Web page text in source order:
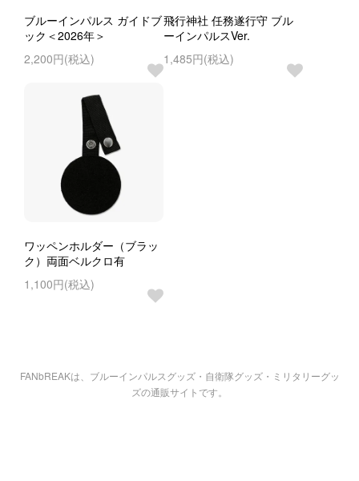
ブルーインパルス ガイドブ
ック＜2026年＞
2,200円(税込)
飛行神社 任務遂行守 ブル
ーインパルスVer.
1,485円(税込)
ワッペンホルダー（ブラッ
ク）両面ベルクロ有
1,100円(税込)
FANbREAKは、ブルーインパルスグッズ・自衛隊グッズ・ミリタリーグッ
ズの通販サイトです。